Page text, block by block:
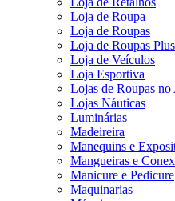
Loja de Roupa
Loja de Roupas
Loja de Roupas
Loja de Veículos
Loja Esportiva
Lojas de Roupas no
Lojas Náuticas
Luminárias
Madeireira
Manequins e
Mangueiras e
Manicure e Pedicure
Maquinarias